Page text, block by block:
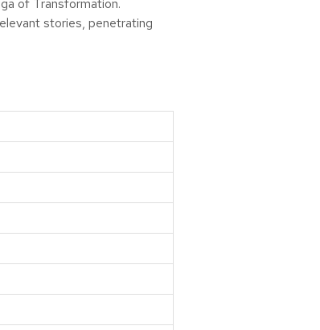
of Transformation.
stories, penetrating